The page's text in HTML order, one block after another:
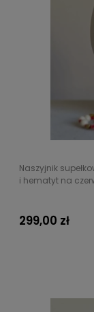
Naszyjnik
i hematyt na
299,00 zł